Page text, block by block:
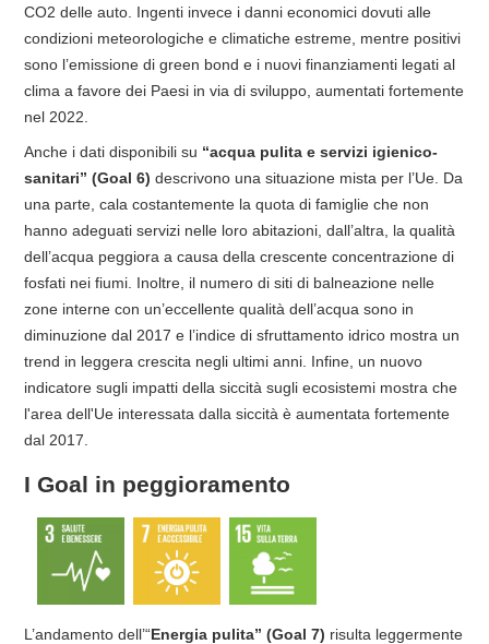
CO2 delle auto. Ingenti invece i danni economici dovuti alle
condizioni meteorologiche e climatiche estreme, mentre positivi
sono l’emissione di green bond e i nuovi finanziamenti legati al
clima a favore dei Paesi in via di sviluppo, aumentati fortemente
nel 2022.
Anche i dati disponibili su “acqua pulita e servizi igienico-
sanitari” (Goal 6) descrivono una situazione mista per l’Ue. Da
una parte, cala costantemente la quota di famiglie che non
hanno adeguati servizi nelle loro abitazioni, dall’altra, la qualità
dell’acqua peggiora a causa della crescente concentrazione di
fosfati nei fiumi. Inoltre, il numero di siti di balneazione nelle
zone interne con un’eccellente qualità dell’acqua sono in
diminuzione dal 2017 e l’indice di sfruttamento idrico mostra un
trend in leggera crescita negli ultimi anni. Infine, un nuovo
indicatore sugli impatti della siccità sugli ecosistemi mostra che
l'area dell'Ue interessata dalla siccità è aumentata fortemente
dal 2017.
I Goal in peggioramento
L’andamento dell’“Energia pulita” (Goal 7) risulta leggermente